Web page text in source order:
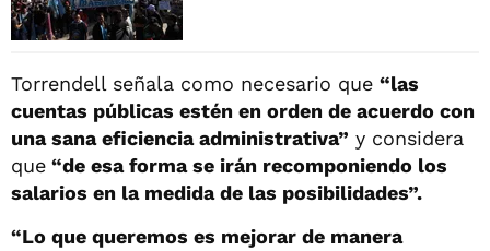
Torrendell señala como necesario que “las
cuentas públicas estén en orden de acuerdo con
una sana eficiencia administrativa” y considera
que “de esa forma se irán recomponiendo los
salarios en la medida de las posibilidades”.
“Lo que queremos es mejorar de manera